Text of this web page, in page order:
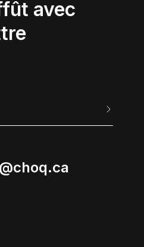
avec